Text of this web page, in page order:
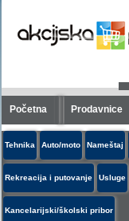
Početna Prodavnice
Tehnika Auto/moto Nameštaj
Rekreacija i putovanje Usluge
Kancelarijski/školski pribor